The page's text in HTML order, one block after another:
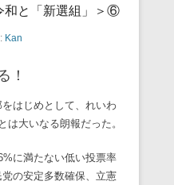
和と「新選組」＞⑥
Kan
！
はじめとして、れいわ
は大いなる朗報だった。
に満たない低い投票率
の安定多数確保、立憲